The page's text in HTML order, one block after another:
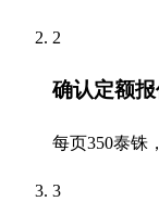
2
确认定额
每页350泰铢
3